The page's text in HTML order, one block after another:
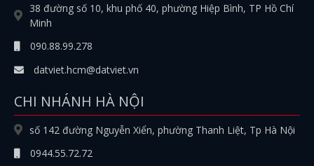
38 đường số 10, khu phố 40, phường Hiệp Bình, TP Hồ Chí
Minh
090.88.99.278
datviet.hcm@datviet.vn
CHI NHÁNH HÀ NỘI
số 142 đường Nguyễn Xiển, phường Thanh Liệt, Tp Hà Nội
0944.55.72.72